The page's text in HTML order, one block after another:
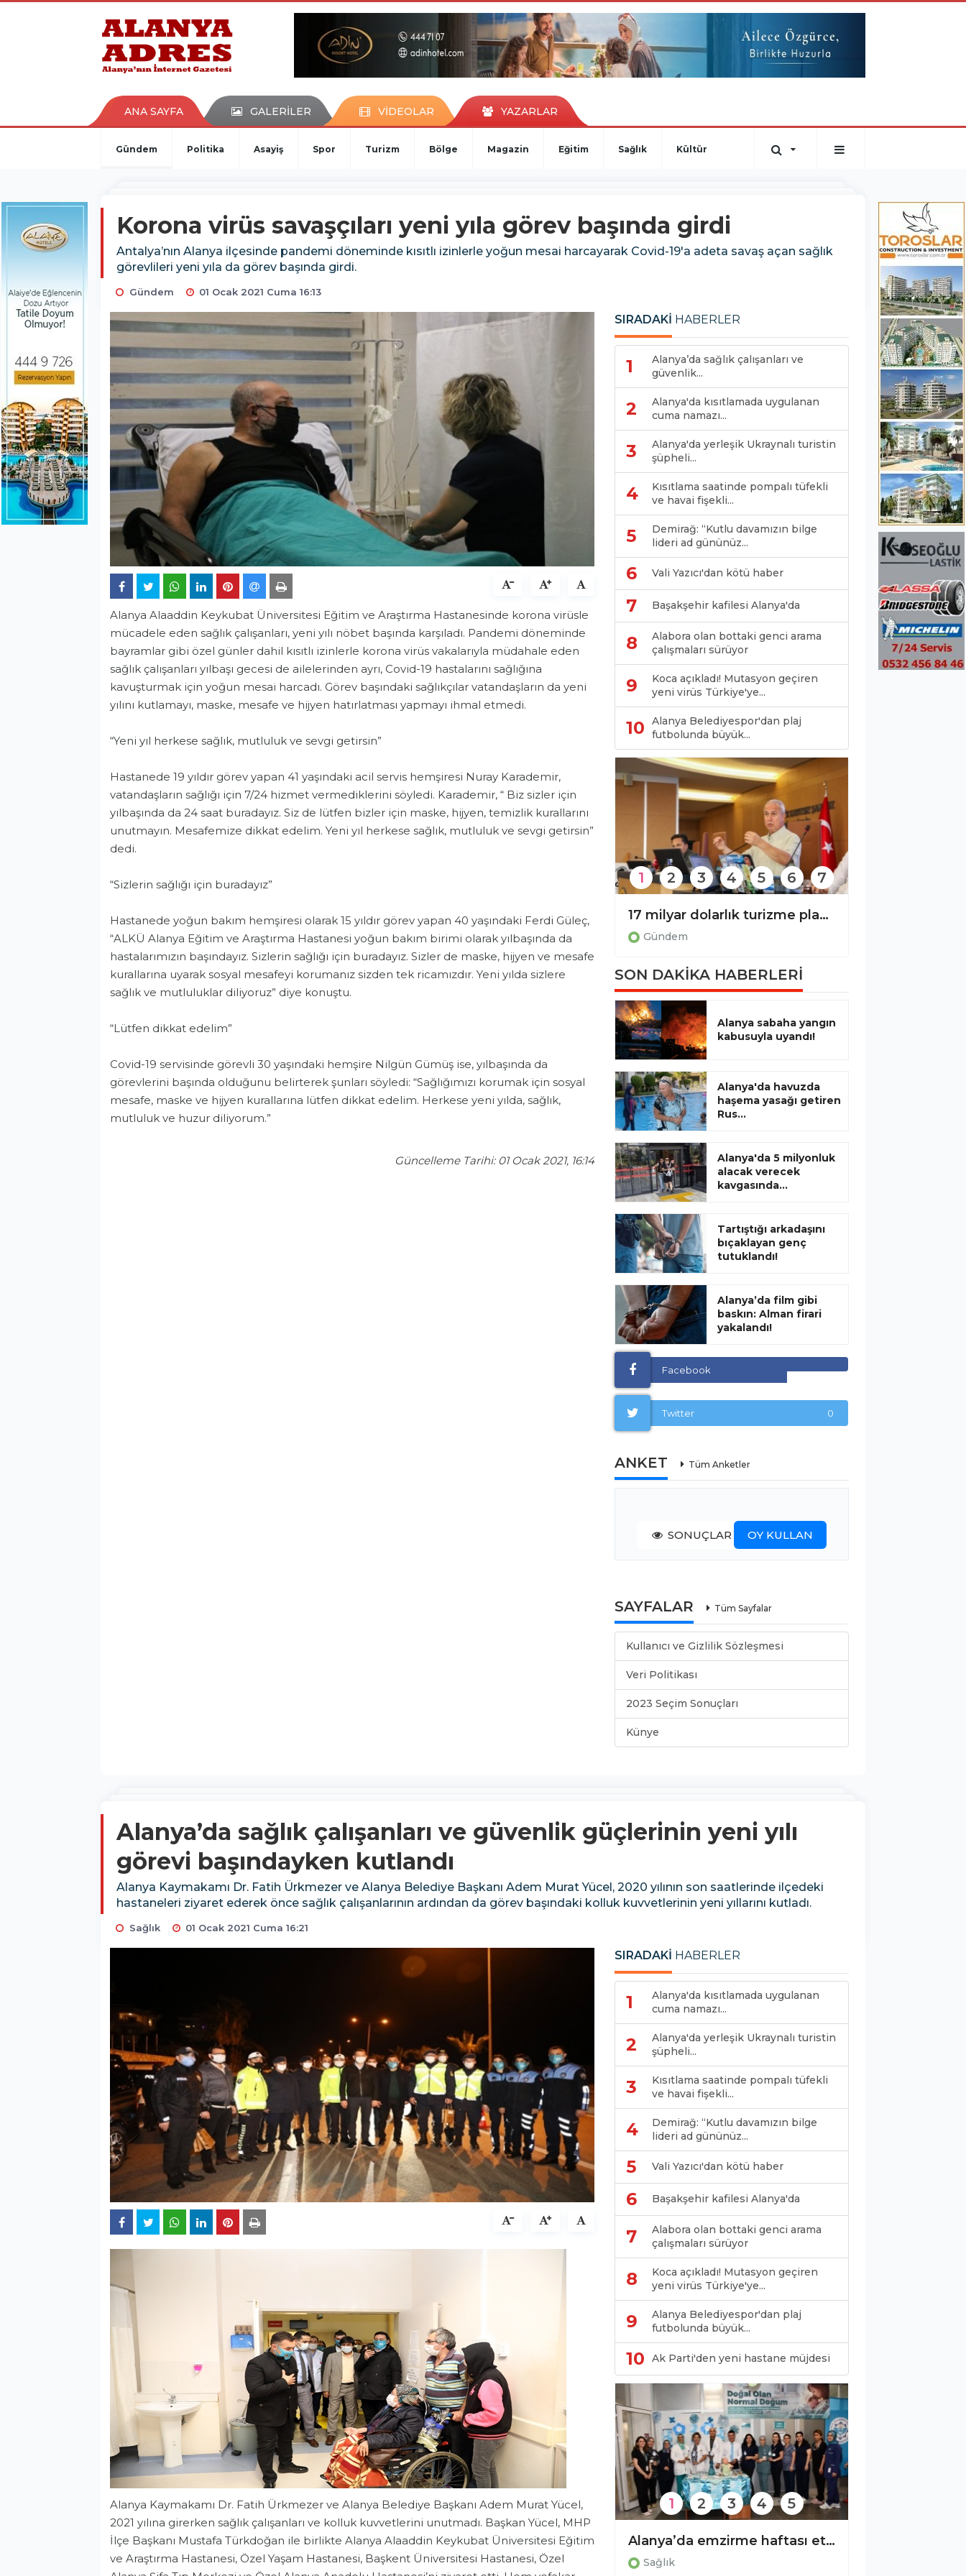
kaçak bahis
porno izle
ANA SAYFA GALERİLER VİDEOLAR YAZARLAR
Gündem Politika Asayiş Spor Turizm Bölge Magazin Eğitim Sağlık Kültür
Korona virüs savaşçıları yeni yıla görev başında girdi
Antalya’nın Alanya ilçesinde pandemi döneminde kısıtlı izinlerle yoğun mesai harcayarak Covid-19'a adeta savaş açan sağlık
görevlileri yeni yıla da görev başında girdi.
Gündem 01 Ocak 2021 Cuma 16:13
Alanya Alaaddin Keykubat Üniversitesi Eğitim ve Araştırma Hastanesinde korona virüsle
mücadele eden sağlık çalışanları, yeni yılı nöbet başında karşıladı. Pandemi döneminde
bayramlar gibi özel günler dahil kısıtlı izinlerle korona virüs vakalarıyla müdahale eden
sağlık çalışanları yılbaşı gecesi de ailelerinden ayrı, Covid-19 hastalarını sağlığına
kavuşturmak için yoğun mesai harcadı. Görev başındaki sağlıkçılar vatandaşların da yeni
yılını kutlamayı, maske, mesafe ve hijyen hatırlatması yapmayı ihmal etmedi.
“Yeni yıl herkese sağlık, mutluluk ve sevgi getirsin”
Hastanede 19 yıldır görev yapan 41 yaşındaki acil servis hemşiresi Nuray Karademir,
vatandaşların sağlığı için 7/24 hizmet vermediklerini söyledi. Karademir, “ Biz sizler için
yılbaşında da 24 saat buradayız. Siz de lütfen bizler için maske, hijyen, temizlik kurallarını
unutmayın. Mesafemize dikkat edelim. Yeni yıl herkese sağlık, mutluluk ve sevgi getirsin”
dedi.
“Sizlerin sağlığı için buradayız”
Hastanede yoğun bakım hemşiresi olarak 15 yıldır görev yapan 40 yaşındaki Ferdi Güleç,
“ALKÜ Alanya Eğitim ve Araştırma Hastanesi yoğun bakım birimi olarak yılbaşında da
hastalarımızın başındayız. Sizlerin sağlığı için buradayız. Sizler de maske, hijyen ve mesafe
kurallarına uyarak sosyal mesafeyi korumanız sizden tek ricamızdır. Yeni yılda sizlere
sağlık ve mutluluklar diliyoruz” diye konuştu.
“Lütfen dikkat edelim”
Covid-19 servisinde görevli 30 yaşındaki hemşire Nilgün Gümüş ise, yılbaşında da
görevlerini başında olduğunu belirterek şunları söyledi: “Sağlığımızı korumak için sosyal
mesafe, maske ve hijyen kurallarına lütfen dikkat edelim. Herkese yeni yılda, sağlık,
mutluluk ve huzur diliyorum.”
Güncelleme Tarihi: 01 Ocak 2021, 16:14
SIRADAKİ HABERLER
1
Alanya’da sağlık çalışanları ve
güvenlik...
2
Alanya'da kısıtlamada uygulanan
cuma namazı...
3
Alanya'da yerleşik Ukraynalı turistin
şüpheli...
4
Kısıtlama saatinde pompalı tüfekli
ve havai fişekli...
5
Demirağ: “Kutlu davamızın bilge
lideri ad gününüz...
6 Vali Yazıcı'dan kötü haber
7 Başakşehir kafilesi Alanya'da
8
Alabora olan bottaki genci arama
çalışmaları sürüyor
9
Koca açıkladı! Mutasyon geçiren
yeni virüs Türkiye'ye...
10
Alanya Belediyespor'dan plaj
futbolunda büyük...
Başkan Tavlı Alanya Kaymakamlığı’nda muhtarlarla buluştu!
Gündem
2026 Air Badminton Türkiye şampiyonası tamamlandı!
Gündem
17 milyar dolarlık turizme plastik gölgesi!
Gündem
1 2 3 4 5 6 7
SON DAKİKA HABERLERİ
Alanya sabaha yangın
kabusuyla uyandı!
Alanya'da havuzda
haşema yasağı getiren
Rus...
Alanya'da 5 milyonluk
alacak verecek
kavgasında...
Tartıştığı arkadaşını
bıçaklayan genç
tutuklandı!
Alanya’da film gibi
baskın: Alman firari
yakalandı!
Facebook
Twitter 0
ANKET Tüm Anketler
SONUÇLAR OY KULLAN
SAYFALAR Tüm Sayfalar
Kullanıcı ve Gizlilik Sözleşmesi
Veri Politikası
2023 Seçim Sonuçları
Künye
Alanya’da sağlık çalışanları ve güvenlik güçlerinin yeni yılı
görevi başındayken kutlandı
Alanya Kaymakamı Dr. Fatih Ürkmezer ve Alanya Belediye Başkanı Adem Murat Yücel, 2020 yılının son saatlerinde ilçedeki
hastaneleri ziyaret ederek önce sağlık çalışanlarının ardından da görev başındaki kolluk kuvvetlerinin yeni yıllarını kutladı.
Sağlık 01 Ocak 2021 Cuma 16:21
Alanya Kaymakamı Dr. Fatih Ürkmezer ve Alanya Belediye Başkanı Adem Murat Yücel,
2021 yılına girerken sağlık çalışanları ve kolluk kuvvetlerini unutmadı. Başkan Yücel, MHP
İlçe Başkanı Mustafa Türkdoğan ile birlikte Alanya Alaaddin Keykubat Üniversitesi Eğitim
ve Araştırma Hastanesi, Özel Yaşam Hastanesi, Başkent Üniversitesi Hastanesi, Özel
SIRADAKİ HABERLER
1
Alanya'da kısıtlamada uygulanan
cuma namazı...
2
Alanya'da yerleşik Ukraynalı turistin
şüpheli...
3
Kısıtlama saatinde pompalı tüfekli
ve havai fişekli...
4
Demirağ: “Kutlu davamızın bilge
lideri ad gününüz...
5 Vali Yazıcı'dan kötü haber
6 Başakşehir kafilesi Alanya'da
7
Alabora olan bottaki genci arama
çalışmaları sürüyor
8
Koca açıkladı! Mutasyon geçiren
yeni virüs Türkiye'ye...
9
Alanya Belediyespor'dan plaj
futbolunda büyük...
10 Ak Parti'den yeni hastane müjdesi
Alanya’da emzirme haftası etkinliği!
Sağlık
1 2 3 4 5